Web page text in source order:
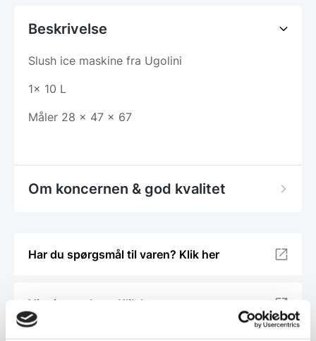
Beskrivelse
Slush ice maskine fra Ugolini
1x 10 L
Måler 28 x 47 x 67
Om koncernen & god kvalitet
Har du spørgsmål til varen? Klik her
Vi prismatcher - Klik her